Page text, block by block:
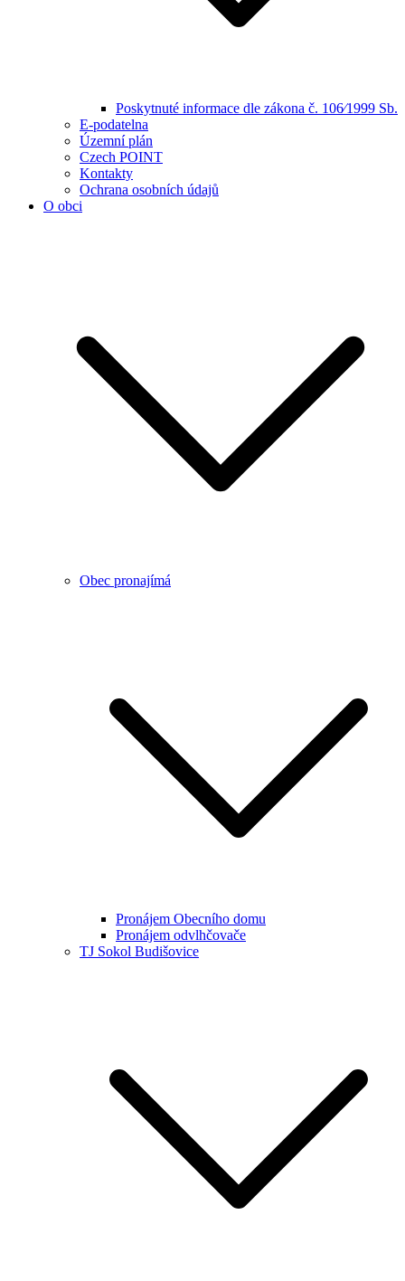
Poskytnuté informace dle zákona č. 106⁄1999 Sb.
E-podatelna
Územní plán
Czech POINT
Kontakty
Ochrana osobních údajů
O obci
Obec pronajímá
Pronájem Obecního domu
Pronájem odvlhčovače
TJ Sokol Budišovice